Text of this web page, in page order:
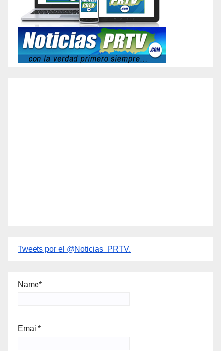
Tweets por el @Noticias_PRTV.
Name*
Email*